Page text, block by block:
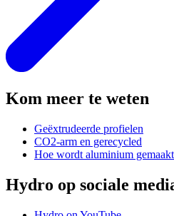
Kom meer te weten
Geëxtrudeerde profielen
CO2-arm en gerecycled
Hoe wordt aluminium
Hydro op sociale